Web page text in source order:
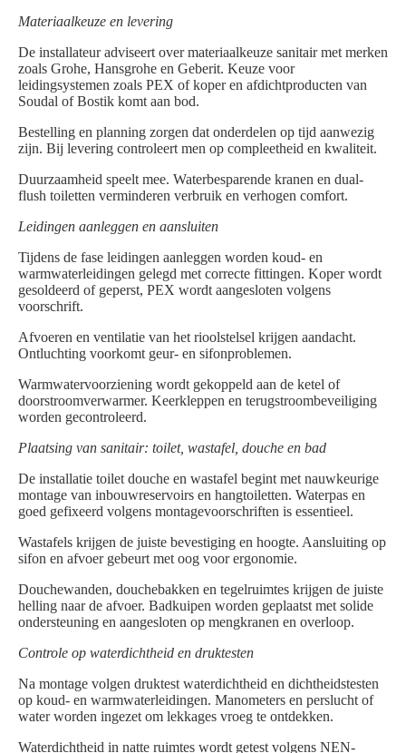
Materiaalkeuze en levering
De installateur adviseert over materiaalkeuze sanitair met merken
zoals Grohe, Hansgrohe en Geberit. Keuze voor
leidingsystemen zoals PEX of koper en afdichtproducten van
Soudal of Bostik komt aan bod.
Bestelling en planning zorgen dat onderdelen op tijd aanwezig
zijn. Bij levering controleert men op compleetheid en kwaliteit.
Duurzaamheid speelt mee. Waterbesparende kranen en dual-
flush toiletten verminderen verbruik en verhogen comfort.
Leidingen aanleggen en aansluiten
Tijdens de fase leidingen aanleggen worden koud- en
warmwaterleidingen gelegd met correcte fittingen. Koper wordt
gesoldeerd of geperst, PEX wordt aangesloten volgens
voorschrift.
Afvoeren en ventilatie van het rioolstelsel krijgen aandacht.
Ontluchting voorkomt geur- en sifonproblemen.
Warmwatervoorziening wordt gekoppeld aan de ketel of
doorstroomverwarmer. Keerkleppen en terugstroombeveiliging
worden gecontroleerd.
Plaatsing van sanitair: toilet, wastafel, douche en bad
De installatie toilet douche en wastafel begint met nauwkeurige
montage van inbouwreservoirs en hangtoiletten. Waterpas en
goed gefixeerd volgens montagevoorschriften is essentieel.
Wastafels krijgen de juiste bevestiging en hoogte. Aansluiting op
sifon en afvoer gebeurt met oog voor ergonomie.
Douchewanden, douchebakken en tegelruimtes krijgen de juiste
helling naar de afvoer. Badkuipen worden geplaatst met solide
ondersteuning en aangesloten op mengkranen en overloop.
Controle op waterdichtheid en druktesten
Na montage volgen druktest waterdichtheid en dichtheidstesten
op koud- en warmwaterleidingen. Manometers en perslucht of
water worden ingezet om lekkages vroeg te ontdekken.
Waterdichtheid in natte ruimtes wordt getest volgens NEN-